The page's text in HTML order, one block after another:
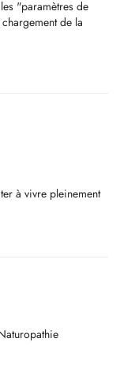
"paramètres de
de la
à vivre pleinement
pour votre bien-
à un moment où
par des
douceur, le calme
: